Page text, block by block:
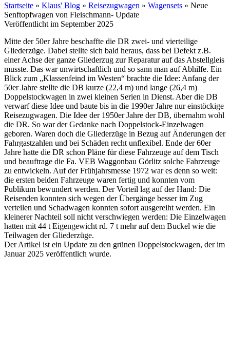
Startseite » Klaus' Blog » Reisezugwagen » Wagensets » Neue
Senftopfwagen von Fleischmann- Update
Veröffentlicht im September 2025
Mitte der 50er Jahre beschaffte die DR zwei- und vierteilige
Gliederzüge. Dabei stellte sich bald heraus, dass bei Defekt z.B.
einer Achse der ganze Gliederzug zur Reparatur auf das Abstellgleis
musste. Das war unwirtschaftlich und so sann man auf Abhilfe. Ein
Blick zum „Klassenfeind im Westen“ brachte die Idee: Anfang der
50er Jahre stellte die DB kurze (22,4 m) und lange (26,4 m)
Doppelstockwagen in zwei kleinen Serien in Dienst. Aber die DB
verwarf diese Idee und baute bis in die 1990er Jahre nur einstöckige
Reisezugwagen. Die Idee der 1950er Jahre der DB, übernahm wohl
die DR. So war der Gedanke nach Doppelstock-Einzelwagen
geboren. Waren doch die Gliederzüge in Bezug auf Änderungen der
Fahrgastzahlen und bei Schäden recht unflexibel. Ende der 60er
Jahre hatte die DR schon Pläne für diese Fahrzeuge auf dem Tisch
und beauftrage die Fa. VEB Waggonbau Görlitz solche Fahrzeuge
zu entwickeln. Auf der Frühjahrsmesse 1972 war es denn so weit:
die ersten beiden Fahrzeuge waren fertig und konnten vom
Publikum bewundert werden. Der Vorteil lag auf der Hand: Die
Reisenden konnten sich wegen der Übergänge besser im Zug
verteilen und Schadwagen konnten sofort ausgereiht werden. Ein
kleinerer Nachteil soll nicht verschwiegen werden: Die Einzelwagen
hatten mit 44 t Eigengewicht rd. 7 t mehr auf dem Buckel wie die
Teilwagen der Gliederzüge.
Der Artikel ist ein Update zu den grünen Doppelstockwagen, der im
Januar 2025 veröffentlich wurde.